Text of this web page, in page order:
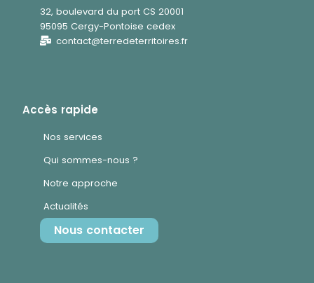
32, boulevard du port CS 20001
95095 Cergy-Pontoise cedex
contact@terredeterritoires.fr
Accès rapide
Nos services
Qui sommes-nous ?
Notre approche
Actualités
Nous contacter